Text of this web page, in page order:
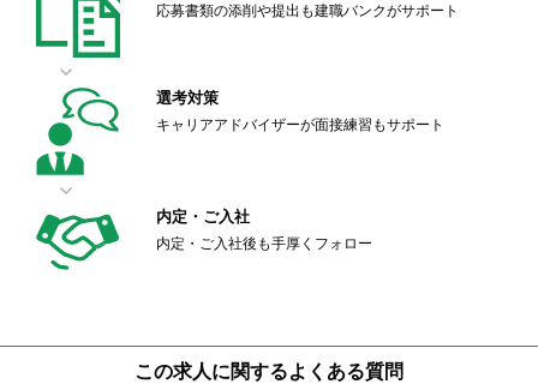
応募書類の添削や提出も建職バンクがサポート
選考対策
キャリアアドバイザーが面接練習もサポート
内定・ご入社
内定・ご入社後も手厚くフォロー
この求人に関するよくある質問